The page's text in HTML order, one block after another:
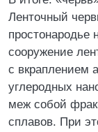
Ленточный
простонародье
сооружение
с вкраплением
углеродных
меж собой
сплавов. При